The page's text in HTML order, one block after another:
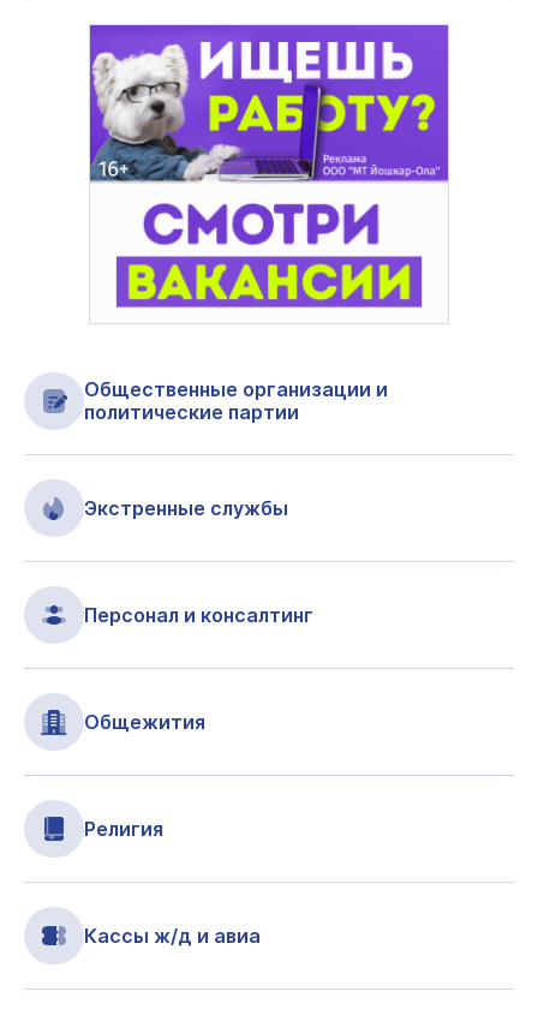
Общественные организации и
политические партии
Экстренные службы
Персонал и консалтинг
Общежития
Религия
Кассы ж/д и авиа